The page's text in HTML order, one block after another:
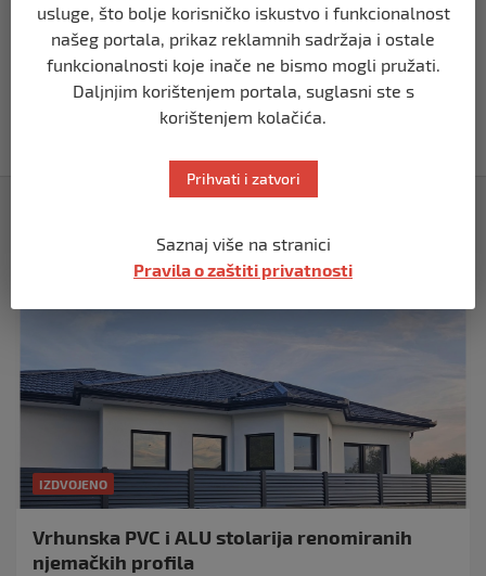
TIMELINE
Tužilaštvo BiH podiglo optužnicu protiv
tri Srbina zbog ratnih zločina nad
Bošnjacima na području Vlasenice
IZDVOJENO
Vrhunska PVC i ALU stolarija renomiranih
njemačkih profila
usluge, što bolje korisničko iskustvo i funkcionalnost
našeg portala, prikaz reklamnih sadržaja i ostale
funkcionalnosti koje inače ne bismo mogli pružati.
Daljnjim korištenjem portala, suglasni ste s
korištenjem kolačića.
Prihvati i zatvori
Saznaj više na stranici
Pravila o zaštiti privatnosti